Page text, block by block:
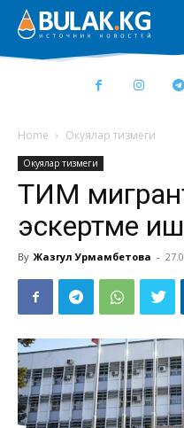
Home Окуялар тизмеги
Окуялар тизмеги
ТИМ
эскертме
By Жазгул Урмамбетова -